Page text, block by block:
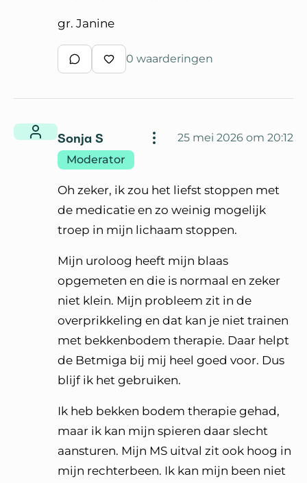
gr. Janine
Schrijf een reactie
Waardeer reactie
0 waarderingen
Sonja S
25 mei 2026 om 20:12
Moderator
Oh zeker, ik zou het liefst stoppen met
de medicatie en zo weinig mogelijk
troep in mijn lichaam stoppen.
Mijn uroloog heeft mijn blaas
opgemeten en die is normaal en zeker
niet klein. Mijn probleem zit in de
overprikkeling en dat kan je niet trainen
met bekkenbodem therapie. Daar helpt
de Betmiga bij mij heel goed voor. Dus
blijf ik het gebruiken.
Ik heb bekken bodem therapie gehad,
maar ik kan mijn spieren daar slecht
aansturen. Mijn MS uitval zit ook hoog in
mijn rechterbeen. Ik kan mijn been niet